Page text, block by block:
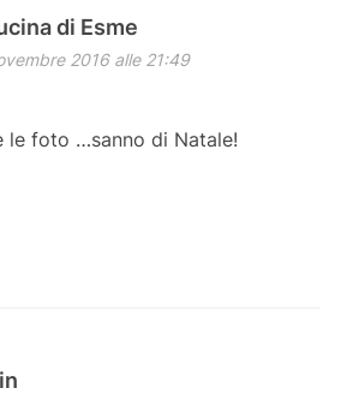
di Esme
2016 alle 21:49
le foto …sanno di Natale!